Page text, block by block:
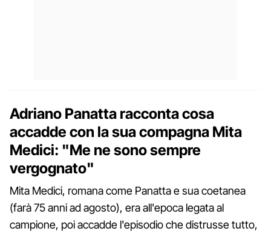
Adriano Panatta racconta cosa
accadde con la sua compagna Mita
Medici: "Me ne sono sempre
vergognato"
Mita Medici, romana come Panatta e sua coetanea
(farà 75 anni ad agosto), era all'epoca legata al
campione, poi accadde l'episodio che distrusse tutto,